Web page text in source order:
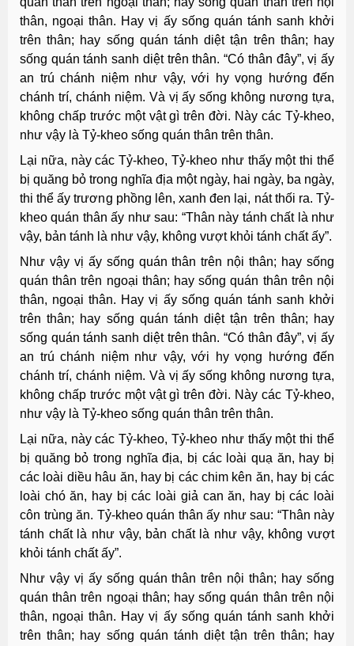
thân, ngoại thân. Hay vị ấy sống quán tánh sanh khởi
trên thân; hay sống quán tánh diệt tận trên thân; hay
sống quán tánh sanh diệt trên thân. “Có thân đây”, vị ấy
an trú chánh niệm như vậy, với hy vọng hướng đến
chánh trí, chánh niệm. Và vị ấy sống không nương tựa,
không chấp trước một vật gì trên đời. Này các Tỷ-kheo,
như vậy là Tỷ-kheo sống quán thân trên thân.
Lại nữa, này các Tỷ-kheo, Tỷ-kheo như thấy một thi thể
bị quăng bỏ trong nghĩa địa một ngày, hai ngày, ba ngày,
thi thể ấy trương phồng lên, xanh đen lại, nát thối ra. Tỷ-
kheo quán thân ấy như sau: “Thân này tánh chất là như
vậy, bản tánh là như vậy, không vượt khỏi tánh chất ấy”.
Như vậy vị ấy sống quán thân trên nội thân; hay sống
quán thân trên ngoại thân; hay sống quán thân trên nội
thân, ngoại thân. Hay vị ấy sống quán tánh sanh khởi
trên thân; hay sống quán tánh diệt tận trên thân; hay
sống quán tánh sanh diệt trên thân. “Có thân đây”, vị ấy
an trú chánh niệm như vậy, với hy vọng hướng đến
chánh trí, chánh niệm. Và vị ấy sống không nương tựa,
không chấp trước một vật gì trên đời. Này các Tỷ-kheo,
như vậy là Tỷ-kheo sống quán thân trên thân.
Lại nữa, này các Tỷ-kheo, Tỷ-kheo như thấy một thi thể
bị quăng bỏ trong nghĩa địa, bị các loài quạ ăn, hay bị
các loài diều hâu ăn, hay bị các chim kên ăn, hay bị các
loài chó ăn, hay bị các loài giả can ăn, hay bị các loài
côn trùng ăn. Tỷ-kheo quán thân ấy như sau: “Thân này
tánh chất là như vậy, bản chất là như vậy, không vượt
khỏi tánh chất ấy”.
Như vậy vị ấy sống quán thân trên nội thân; hay sống
quán thân trên ngoại thân; hay sống quán thân trên nội
thân, ngoại thân. Hay vị ấy sống quán tánh sanh khởi
trên thân; hay sống quán tánh diệt tận trên thân; hay